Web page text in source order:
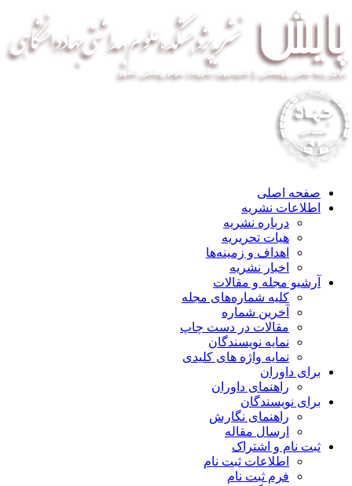
صفحه اصلی
اطلاعات نشریه
درباره نشریه
هیات تحریریه
اهداف و زمینه‌ها
اخبار نشریه
آرشیو مجله و مقالات
کلیه شماره‌های مجله
آخرین شماره
مقالات در دست چاپ
نمایه نویسندگان
نمایه واژه های کلیدی
برای داوران
راهنمای داوران
برای نویسندگان
راهنمای نگارش
ارسال مقاله
ثبت نام و اشتراک
اطلاعات ثبت نام
فرم ثبت نام